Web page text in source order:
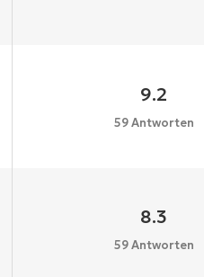
9.2
59 Antworten
8.3
59 Antworten